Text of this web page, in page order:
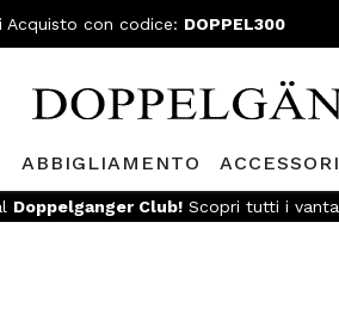
con codice: DOPPEL300
ABBIGLIAMENTO
Doppelganger Club!Scopri tutti i